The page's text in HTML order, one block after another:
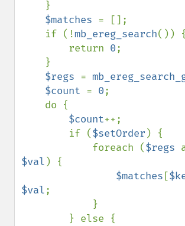
$matches = [];
    if (!
mb_ereg_search()) {
        return
0;
$regs =
$count = 0;
$count++;
        if (
$setOrder ) {
            foreach (
$regs
$val ) {
$matches [
$val;